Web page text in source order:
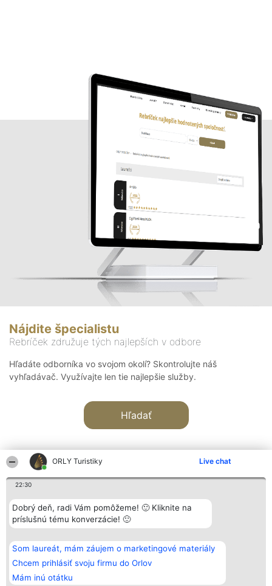
ORLY Turistiky Live chat
22:30
Dobrý deň, radi Vám pomôžeme! 🙂 Kliknite na
príslušnú tému konverzácie! 🙂
Som laureát, mám záujem o marketingové materiály
Chcem prihlásiť svoju firmu do Orlov
Mám inú otátku
Nájdite špecialistu
Rebríček združuje tých najlepších v odbore
Hľadáte odborníka vo svojom okolí? Skontrolujte náš
vyhľadávač. Využívajte len tie najlepšie služby.
Hľadať
Organizátor hodnotenia
Bright Side Solutions sp. z o.
o. sp. k.
Wrocław 50-079
KRS 0000749100 | Regon
381313360 | NIP 8943132676
+48 508 492 400
Hodnotenie
Laureáti
Lista
Laureatów
Podmienky
Obchodné
podmienky
Kontakt
Kontakt